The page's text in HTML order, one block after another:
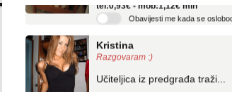
Obavijesti me kada se oslobodi
Razgovaram :)